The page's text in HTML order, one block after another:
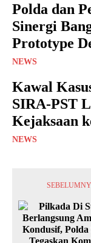
Polda dan
Sinergi
Prototype
NEWS
Kawal
SIRA-PST
Kejaksaan
NEWS